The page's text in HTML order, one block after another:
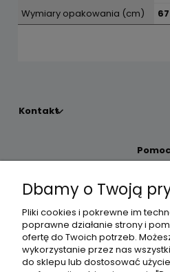
Wymiary opakowania (cm)
Kontakt
Pomoc
Moje
Płatności i
Dbamy o Twoją
Pliki cookies i pokrewne im
poprawne działanie strony i
ofertę do Twoich potrzeb.
wykorzystanie przez nas
do sklepu lub dostosować